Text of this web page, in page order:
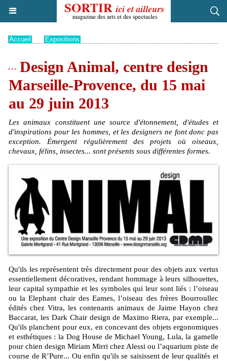
Accueil Expositions
Design Animal, centre design
Marseille-Provence, du 15 mai
au 29 juin 2013
Les animaux constituent une source d'étonnement, d'études et
d'inspirations pour les hommes, et les designers ne font donc pas
exception. Émergent régulièrement des projets où oiseaux,
chevaux, félins, insectes... sont présents sous différentes formes.
Qu'ils les représentent très directement pour des objets aux vertus
essentiellement décoratives, rendant hommage à leurs silhouettes,
leur capital sympathie et les symboles qui leur sont liés : l’oiseau
ou la Elephant chair des Eames, l’oiseau des frères Bourroullec
édités chez Vitra, les contenants animaux de Jaime Hayon chez
Baccarat, les Dark Chair design de Maximo Riera, par exemple...
Qu'ils planchent pour eux, en concevant des objets ergonomiques
et esthétiques : la Dog House de Michael Young, Lula, la gamelle
pour chien design Miriam Mirri chez Alessi ou l’aquarium piste de
course de R’Pure... Ou enfin qu'ils se saisissent de leur qualités et